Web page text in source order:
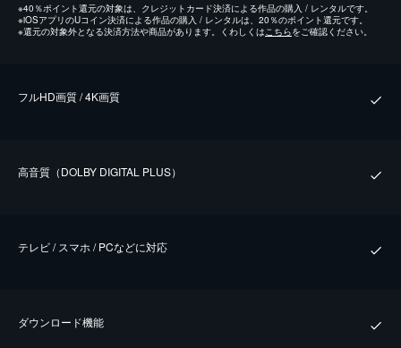
※40％ポイント還元の対象は、クレジットカード決済による作品の購入 / レンタルです。
※iOSアプリのUコイン決済による作品の購入 / レンタルは、20％のポイント還元です。
※還元の対象外となる決済方法や商品があります。くわしくは こちらをご確認ください。
フルHD画質 / 4K画質
⾼⾳質（DOLBY DIGITAL PLUS）
テレビ / スマホ / PCなどに対応
ダウンロード機能